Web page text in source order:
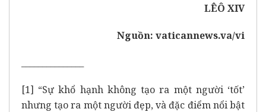
LÊÔ XIV
Nguồn: vaticannews.va/vi
[1] “Sự khổ hạnh không tạo ra một người ‘tốt’
nhưng tạo ra một người đẹp, và đặc điểm nổi bật